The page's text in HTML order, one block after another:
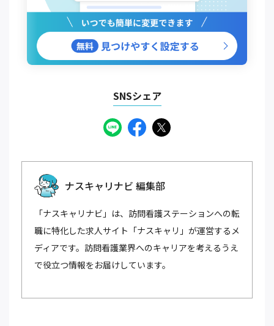
SNSシェア
ナスキャリナビ 編集部
「ナスキャリナビ」は、訪問看護ステーションへの転
職に特化した求人サイト「ナスキャリ」が運営するメ
ディアです。訪問看護業界へのキャリアを考えるうえ
で役立つ情報をお届けしています。